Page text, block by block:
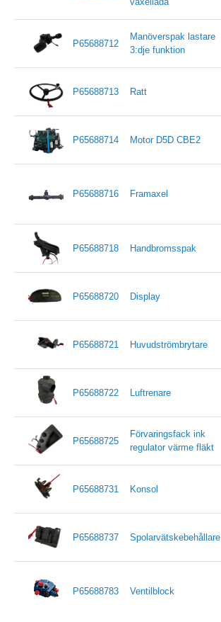
P65688712
Manöverspak lastare
3:dje funktion
P65688713 Ratt
P65688714 Motor D5D CBE2
P65688716 Framaxel
P65688718 Handbromsspak
P65688720 Display
P65688721 Huvudströmbrytare
P65688722 Luftrenare
P65688725
Förvaringsfack ink
regulator värme fläkt
P65688731 Konsol
P65688737 Spolarvätskebehållare
P65688783 Ventilblock